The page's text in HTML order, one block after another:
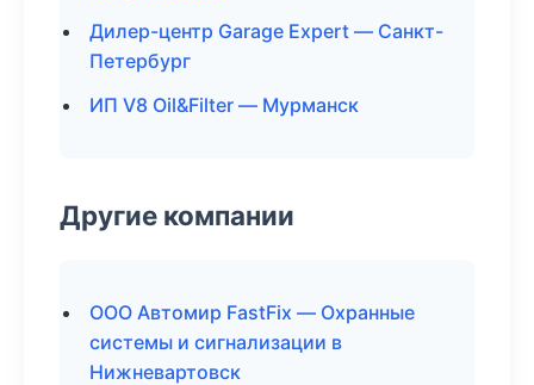
Дилер-центр Garage Expert — Санкт-
Петербург
ИП V8 Oil&Filter — Мурманск
Другие компании
ООО Автомир FastFix — Охранные
системы и сигнализации в
Нижневартовск